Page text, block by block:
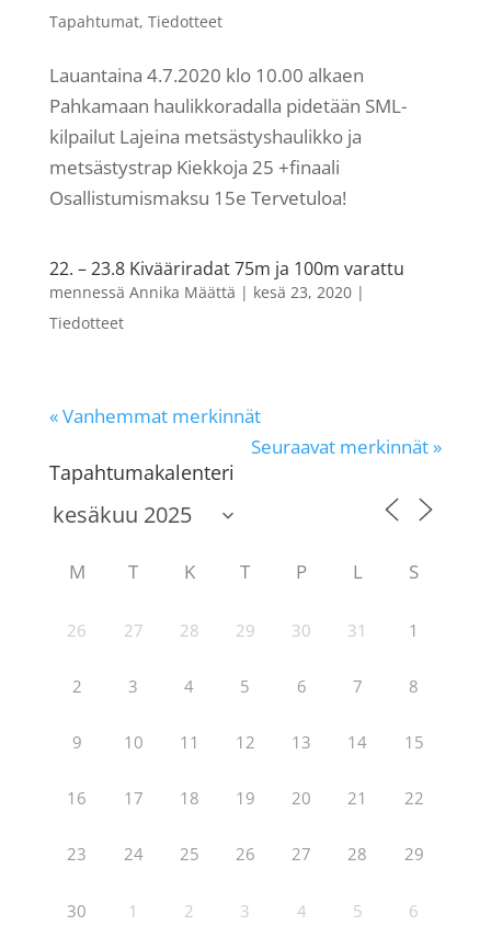
Tapahtumat, Tiedotteet
Lauantaina 4.7.2020 klo 10.00 alkaen
Pahkamaan haulikkoradalla pidetään SML-
kilpailut Lajeina metsästyshaulikko ja
metsästystrap Kiekkoja 25 +finaali
Osallistumismaksu 15e Tervetuloa!
22. – 23.8 Kivääriradat 75m ja 100m varattu
mennessä Annika Määttä | kesä 23, 2020|
Tiedotteet
« Vanhemmat merkinnät
Seuraavat merkinnät »
Tapahtumakalenteri
M T K T P L S
26 27 28 29 30 31 1
2 3 4 5 6 7 8
9 10 11 12 13 14 15
16 17 18 19 20 21 22
23 24 25 26 27 28 29
30 1 2 3 4 5 6